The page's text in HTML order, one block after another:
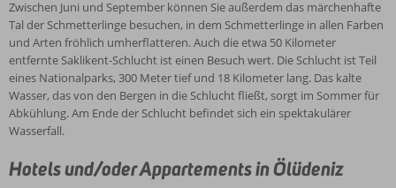
Zwischen Juni und September können Sie außerdem das märchenhafte
Tal der Schmetterlinge besuchen, in dem Schmetterlinge in allen Farben
und Arten fröhlich umherflatteren. Auch die etwa 50 Kilometer
entfernte Saklikent-Schlucht ist einen Besuch wert. Die Schlucht ist Teil
eines Nationalparks, 300 Meter tief und 18 Kilometer lang. Das kalte
Wasser, das von den Bergen in die Schlucht fließt, sorgt im Sommer für
Abkühlung. Am Ende der Schlucht befindet sich ein spektakulärer
Wasserfall.
Hotels und/oder Appartements in Ölüdeniz